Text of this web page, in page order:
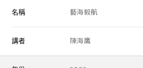
名稱 藝海毅航
講者 陳海鷹